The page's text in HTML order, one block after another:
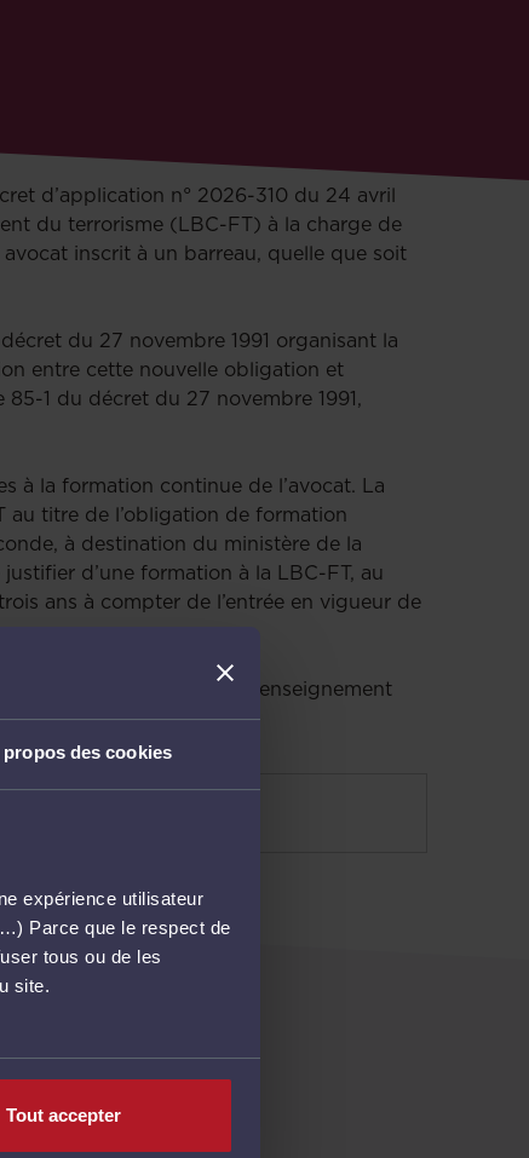
propos des cookies
expérience utilisateur
Parce que le respect de
tous ou de les
site.
Tout accepter
d’application n° 2026-310 du 24 avril
du terrorisme (LBC-FT) à la charge de
inscrit à un barreau, quelle que soit
du 27 novembre 1991 organisant la
entre cette nouvelle obligation et
1 du décret du 27 novembre 1991,
à la formation continue de l’avocat. La
titre de l’obligation de formation
à destination du ministère de la
d’une formation à la LBC-FT, au
ans à compter de l’entrée en vigueur de
2023 afin de prévoir un enseignement